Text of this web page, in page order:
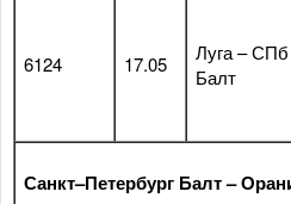
6124 17.05
Луга – СПб
Балт
Санкт–Петербург Балт –